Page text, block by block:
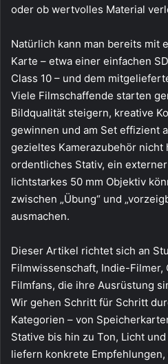
oder ob wertvolles Material
Natürlich kann man bereits mit
Karte – etwa einer einfachen
Class 10 – und dem
Viele Filmschaffende starten
Bildqualität steigern, kreative
gewinnen und am Set effizient
gezieltes Kamerazubehör nicht
ordentliches Stativ, ein
lichtstarkes 50 mm Objektiv
zwischen „Übung“ und
ausmachen.
Dieser Artikel richtet sich an
Filmwissenschaft, Indie-Filmer,
Filmfans, die ihre Ausrüstung
Wir gehen Schritt für Schritt
Kategorien – von
Stative bis hin zu Ton, Licht
liefern konkrete